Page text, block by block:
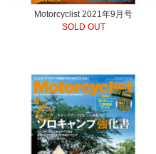
Motorcyclist 2021年9月号
SOLD OUT